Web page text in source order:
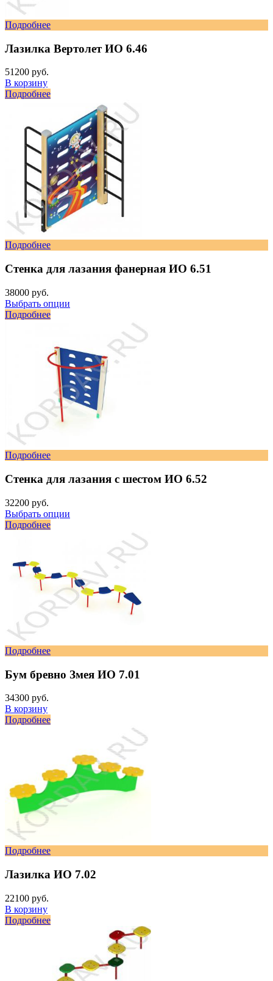
Подробнее
Лазилка Вертолет ИО 6.46
51200 руб.
В корзину
Подробнее
Подробнее
Стенка для лазания фанерная ИО 6.51
38000 руб.
Выбрать опции
Подробнее
Подробнее
Стенка для лазания с шестом ИО 6.52
32200 руб.
Выбрать опции
Подробнее
Подробнее
Бум бревно Змея ИО 7.01
34300 руб.
В корзину
Подробнее
Подробнее
Лазилка ИО 7.02
22100 руб.
В корзину
Подробнее